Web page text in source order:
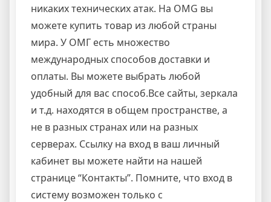
никаких технических атак. На OMG вы
можете купить товар из любой страны
мира. У ОМГ есть множество
международных способов доставки и
оплаты. Вы можете выбрать любой
удобный для вас способ.Все сайты, зеркала
и т.д. находятся в общем пространстве, а
не в разных странах или на разных
серверах. Ссылку на вход в ваш личный
кабинет вы можете найти на нашей
странице “Контакты”. Помните, что вход в
систему возможен только с